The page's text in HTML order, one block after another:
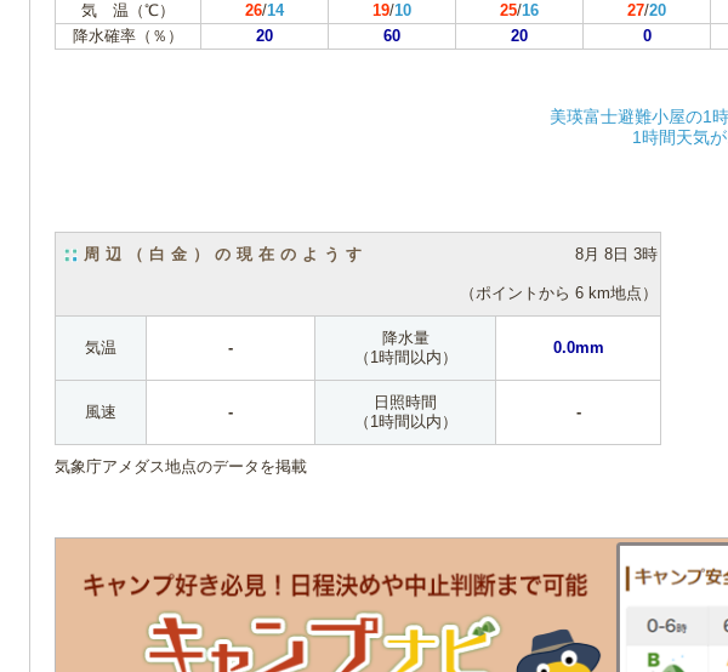
気 温（℃） 26/14 19/10 25/16 27/20
降水確率（％）
20 60 20 0
美瑛富士避難小屋の1
1時間天気
周辺（白金）の現在のようす 8月 8日 3時
（ポイントから 6 km地点）
気温 -
降水量
（1時間以内）
0.0mm
風速 -
日照時間
（1時間以内）
-
気象庁アメダス地点のデータを掲載